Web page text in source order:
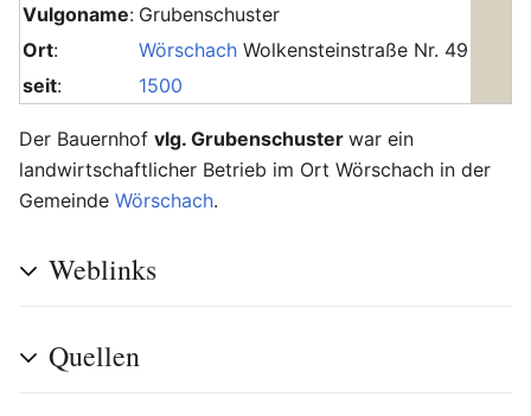
Vulgoname: Grubenschuster
Ort: Wörschach Wolkensteinstraße Nr. 49
seit: 1500
Der Bauernhof vlg. Grubenschuster war ein
landwirtschaftlicher Betrieb im Ort Wörschach in der
Gemeinde Wörschach.
Weblinks
Quellen